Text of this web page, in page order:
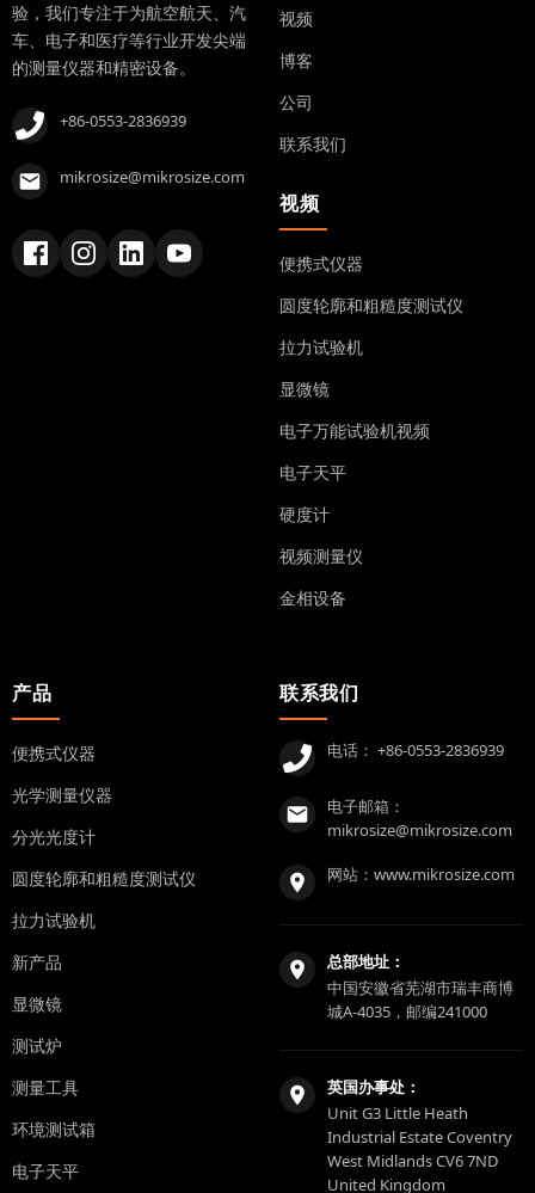
验，我们专注于为航空航天、汽
车、电子和医疗等行业开发尖端
的测量仪器和精密设备。
+86-0553-2836939
mikrosize@mikrosize.com
视频
博客
公司
联系我们
视频
便携式仪器
圆度轮廓和粗糙度测试仪
拉力试验机
显微镜
电子万能试验机视频
电子天平
硬度计
视频测量仪
金相设备
产品
便携式仪器
光学测量仪器
分光光度计
圆度轮廓和粗糙度测试仪
拉力试验机
新产品
显微镜
测试炉
测量工具
环境测试箱
电子天平
联系我们
电话： +86-0553-2836939
电子邮箱：
mikrosize@mikrosize.com
网站： www.mikrosize.com
总部地址：
中国安徽省芜湖市瑞丰商博
城A-4035，邮编241000
英国办事处：
Unit G3 Little Heath
Industrial Estate Coventry
West Midlands CV6 7ND
United Kingdom